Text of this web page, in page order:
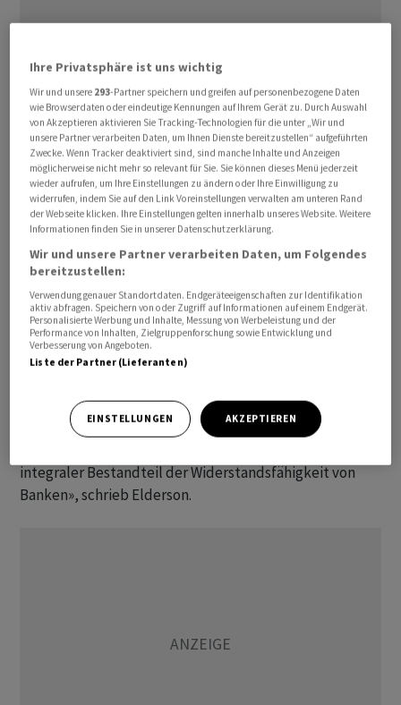
Die EZB-Bankenaufsicht habe mehr als 130
aufsichtsrechtliche Veröffentlichungen überprüft, rund
40 veraltete davon würden aufgehoben oder
überarbeitet, erklärte EZB-Direktoriumsmitglied Frank
Elderson in einem Blogeintrag der Notenbank. «Unser
Ziel ist einfach: Wir wollen sicherstellen, dass unsere
aufsichtlichen Leitlinien in einem immer komplexeren
Risikoumfeld klar, konsistent und zweckmässig
bleiben», schrieb Elderson.
So wird unter anderem ein Entwurf für einen Leitfaden
über Unternehmensführung und Risikokultur bei
Banken abgeschwächt. Stattdessen will die EZB, die
seit November 2014 die grössten Banken im Euroraum
Praktiken veröffentlichen, der im ersten Quartal 2027
kommen soll. Er ändere aber nichts am Bekenntnis zu
integraler Bestandteil der Widerstandsfähigkeit von
Banken», schrieb Elderson.
Ihre Privatsphäre ist uns wichtig
Wir und unsere 293-Partner speichern und greifen auf personenbezogene Daten
wie Browserdaten oder eindeutige Kennungen auf Ihrem Gerät zu. Durch Auswahl
von Akzeptieren aktivieren Sie Tracking-Technologien für die unter „Wir und
unsere Partner verarbeiten Daten, um Ihnen Dienste bereitzustellen“ aufgeführten
Zwecke. Wenn Tracker deaktiviert sind, sind manche Inhalte und Anzeigen
möglicherweise nicht mehr so relevant für Sie. Sie können dieses Menü jederzeit
wieder aufrufen, um Ihre Einstellungen zu ändern oder Ihre Einwilligung zu
widerrufen, indem Sie auf den Link Voreinstellungen verwalten am unteren Rand
der Webseite klicken. Ihre Einstellungen gelten innerhalb unseres Website. Weitere
Informationen finden Sie in unserer Datenschutzerklärung.
Wir und unsere Partner verarbeiten Daten, um Folgendes
bereitzustellen:
Verwendung genauer Standortdaten. Endgeräteeigenschaften zur Identifikation
aktiv abfragen. Speichern von oder Zugriff auf Informationen auf einem Endgerät.
Personalisierte Werbung und Inhalte, Messung von Werbeleistung und der
Performance von Inhalten, Zielgruppenforschung sowie Entwicklung und
Verbesserung von Angeboten.
Liste der Partner (Lieferanten)
EINSTELLUNGEN AKZEPTIEREN